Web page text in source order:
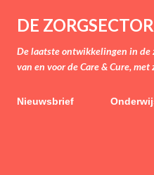
Doorgaan
DE ZORGSECTOR
De laatste ontwikkelingen in de
van en voor de Care & Cure, met
Nieuwsbrief